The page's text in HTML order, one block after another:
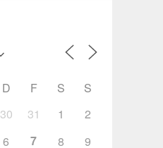
D F S
S
30 31 1
2
6 7 8
9